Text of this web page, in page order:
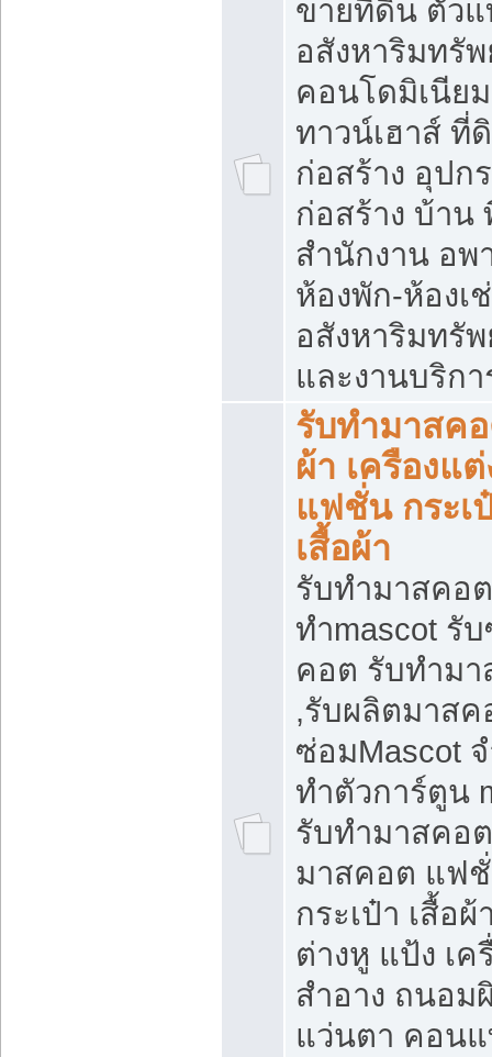
ขายที่ดิน ตัว
อสังหาริมทรั
คอนโดมิเนีย
ทาวน์เฮาส์ ที่
ก่อสร้าง อุปก
ก่อสร้าง บ้าน
สำนักงาน อพ
ห้องพัก-ห้องเ
อสังหาริมทรั
และงานบริกา
รับทำมาสค
ผ้า เครืองแ
แฟชั่น กระเ
เสื้อผ้า
รับทำมาสคอ
ทำmascot รั
คอต รับทำม
,รับผลิตมาสค
ซ่อมMascot
ทำตัวการ์ตูน
รับทำมาสคอ
มาสคอต แฟ
กระเป๋า เสื้อผ้
ต่างหู แป้ง เค
สำอาง ถนอม
แว่นตา คอน